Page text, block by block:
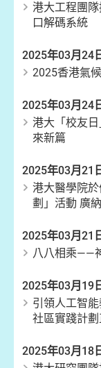
港大工程團
口解碼系統
2025年03月24
2025香港氣
2025年03月24
港大「校友
來新篇
2025年03月21
港大醫學院
劃」活動 廣
2025年03月21
八八相乘——
2025年03月19
引領人工智
社區實踐計
2025年03月18